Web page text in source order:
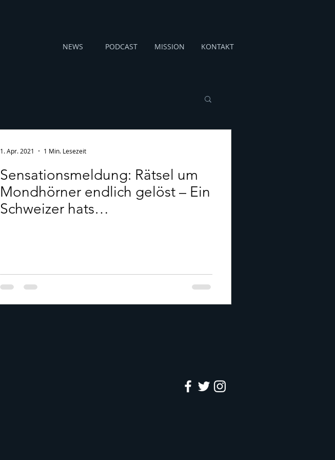
NEWS PODCAST MISSION KONTAKT
Sensationsmeldung: Rätsel um
Mondhörner endlich gelöst – Ein
Schweizer hats
1. Apr. 2021 1 Min. Lesezeit